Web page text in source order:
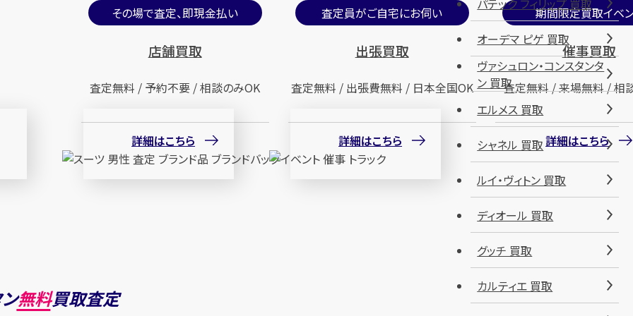
その場で査定、即現金払い
店舗買取
査定無料 / 予約不要 / 相談のみOK
詳細はこちら
査定員がご自宅にお伺い
出張買取
査定無料 / 出張費無料 / 日本全国OK
詳細はこちら
期間限定買取イベ
催事買取
査定無料 / 来場無料 / 相
詳細はこちら
ン無料買取査定
オーデマ ピゲ 買取
ヴァシュロン・コンスタンタ
ン 買取
エルメス 買取
シャネル 買取
ルイ・ヴィトン 買取
ディオール 買取
グッチ 買取
カルティエ 買取